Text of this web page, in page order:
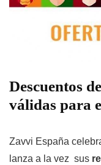
Descuentos
válidas para
Zavvi España
lanza a la vez sus